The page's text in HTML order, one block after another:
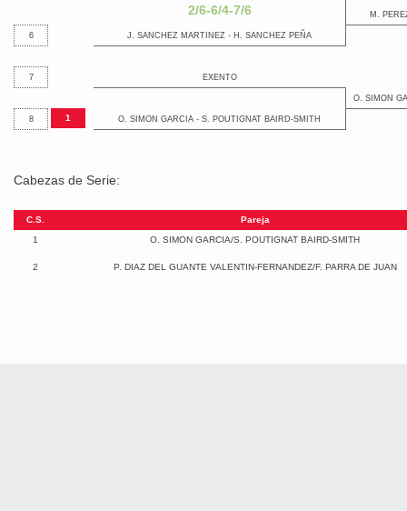
2/6-6/4-7/6 M.
6 J. SANCHEZ MARTINEZ - H. SANCHEZ PEÑA
7 EXENTO
O. SIMON
8 1 O. SIMON GARCIA - S. POUTIGNAT BAIRD-SMITH
Cabezas de Serie:
C.S.
Pareja
1
O. SIMON GARCIA/S. POUTIGNAT BAIRD-SMITH
2 P. DIAZ DEL GUANTE VALENTIN-FERNANDEZ/F. PARRA DE JUAN